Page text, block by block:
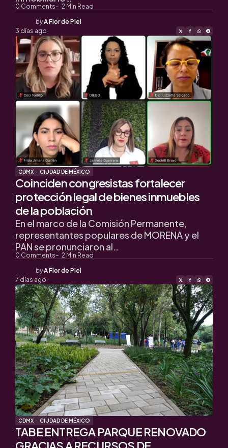
0 Comments 2 Min Read
Posted
by
byA Flor de Piel
3 días ago
CDMX CIUDAD DE MÉXICO
Coinciden congresistas fortalecer
protección legal de bienes inmuebles
de la población
0 Comments 2 Min Read
En el marco de la Comisión Permanente,
representantes populares de MORENA y el
PAN se pronunciaron al…
Posted
by
byA Flor de Piel
7 días ago
CDMX CIUDAD DE MÉXICO
TABE ENTREGA PARQUE RENOVADO